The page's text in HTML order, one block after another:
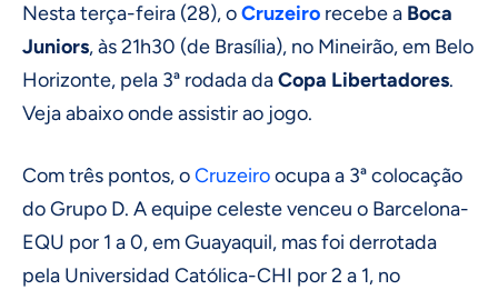
Nesta terça-feira (28), oCruzeiro recebe a Boca
Juniors, às 21h30 (de Brasília), no Mineirão, em Belo
Horizonte, pela 3ª rodada daCopa Libertadores.
Veja abaixo onde assistir ao jogo.
Com três pontos, oCruzeiroocupa a 3ª colocação
do Grupo D. A equipe celeste venceu o Barcelona-
EQU por 1 a 0, em Guayaquil, mas foi derrotada
pela Universidad Católica-CHI por 2 a 1, no